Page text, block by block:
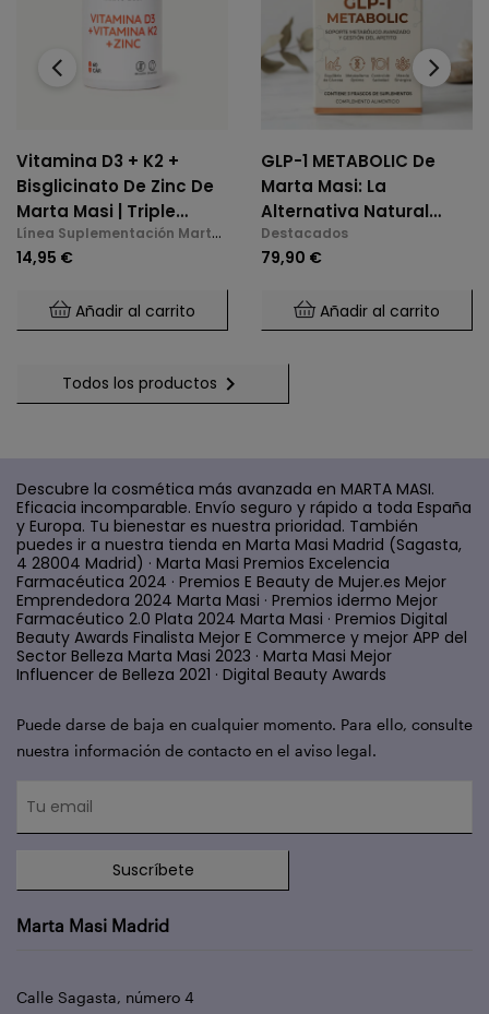
Vitamina D3 + K2 +
Bisglicinato De Zinc De
Marta Masi | Triple
Acción: Huesos,
Inmunidad Y Bienestar
Línea Suplementación Marta
Masi
14,95 €
Añadir al carrito
GLP-1 METABOLIC De
Marta Masi: La
Alternativa Natural
Para El Control De
Glucosa Y Saciedad.
Destacados
79,90 €
Añadir al carrito
‹ ›
Todos los productos 
Descubre la cosmética más avanzada en MARTA MASI.
Eficacia incomparable. Envío seguro y rápido a toda España
y Europa. Tu bienestar es nuestra prioridad. También
puedes ir a nuestra tienda en Marta Masi Madrid (Sagasta,
4 28004 Madrid) · Marta Masi Premios Excelencia
Farmacéutica 2024 · Premios E Beauty de Mujer.es Mejor
Emprendedora 2024 Marta Masi · Premios idermo Mejor
Farmacéutico 2.0 Plata 2024 Marta Masi · Premios Digital
Beauty Awards Finalista Mejor E Commerce y mejor APP del
Sector Belleza Marta Masi 2023 · Marta Masi Mejor
Influencer de Belleza 2021 · Digital Beauty Awards
Puede darse de baja en cualquier momento. Para ello, consulte
nuestra información de contacto en el aviso legal.
Suscríbete
Marta Masi Madrid
Calle Sagasta, número 4